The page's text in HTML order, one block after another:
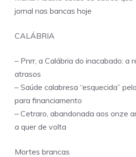
jornal nas bancas hoje
CALÁBRIA
– Pnrr, a Calábria do inacabado: a
atrasos
– Saúde calabresa “esquecida”
para financiamento
– Cetraro, abandonada aos onze
a quer de volta
Mortes brancas